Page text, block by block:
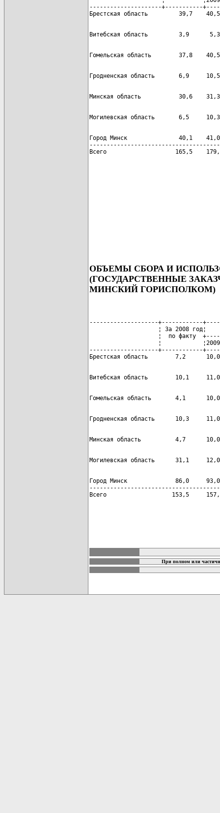
---------------------+-----------
Город Минск               40,1
Всего                    165,5    179,4
ОБЪЕМЫ СБОРА И
(ГОСУДАРСТВЕННЫЕ
МИНСКИЙ ГОРИСПОЛКОМ)
--------------------+------------
¦ За 2008 год¦
¦  по факту
¦
--------------------+------------
Город Минск              86,0     93,0
Всего                   153,5     157,0
При полном или